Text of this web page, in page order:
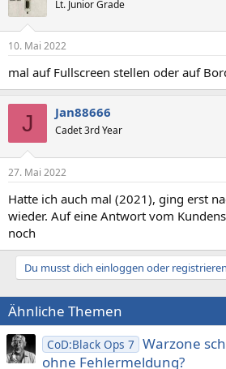
Lt. Junior Grade
10. Mai 2022
mal auf Fullscreen stellen oder auf
J Jan88666
Cadet 3rd Year
27. Mai 2022
Hatte ich auch mal (2021), ging erst
wieder. Auf eine Antwort vom
noch
Du musst dich einloggen oder
Ähnliche Themen
CoD:Black Ops 7 Warzone
ohne Fehlermeldung?